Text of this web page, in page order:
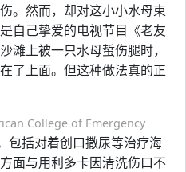
。然而，却对这小小水母束
自己挚爱的电视节目《老友
滩上被一只水母蜇伤腿时，
了上面。但这种做法真的正
College of Emergency
包括对着创口撒尿等治疗海
面与用利多卡因清洗伤口不